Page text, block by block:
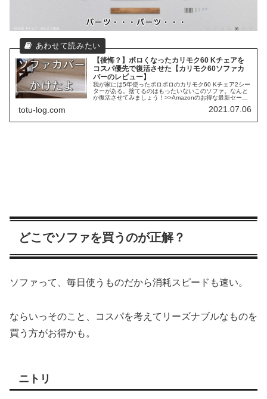
【後悔？】ボロくなったカリモク60 Kチェアを
コスパ優先で復活させた【カリモク60ソファカ
バーのレビュー】
我が家には5年使ったボロボロのカリモク60 Kチェア2シー
ターがある。捨てるのはもったいないこのソファ。なんと
か復活させてみましょう！>>Amazonのお得な最新セール
totu-log.com 2021.07.06
どこでソファを買うのが正解？
ソファって、毎日使うものだから消耗スピードも速い。
ならいっそのこと、コスパを考えてリーズナブルなものを
買う方がお得かも。
ニトリ